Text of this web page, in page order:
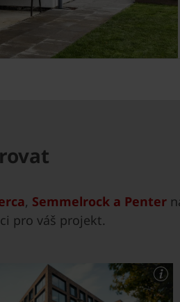
, Semmelrock a Penter
pro váš projekt.